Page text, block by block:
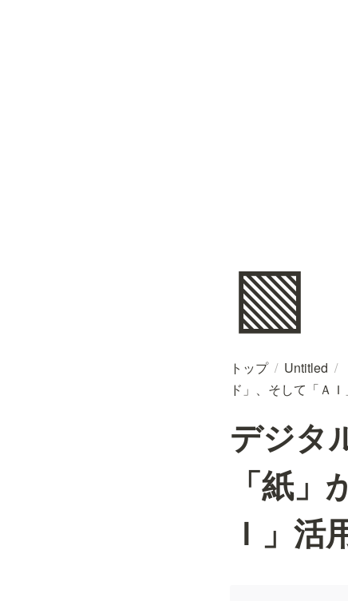
🟩
トップ / Untitled /
ド」、そして「Ａ
デジタ
「紙
Ｉ」活